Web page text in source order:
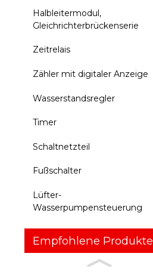
Halbleitermodul,
Gleichrichterbrückenserie
Zeitrelais
Zähler mit digitaler Anzeige
Wasserstandsregler
Timer
Schaltnetzteil
Fußschalter
Lüfter-
Wasserpumpensteuerung
Empfohlene Produkte